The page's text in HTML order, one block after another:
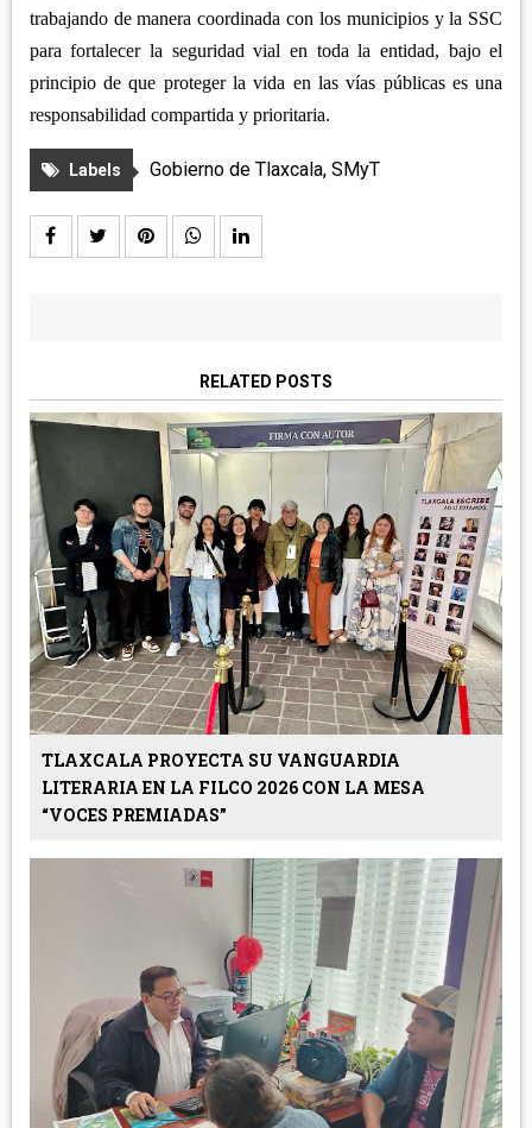
trabajando de manera coordinada con los municipios y la SSC
para fortalecer la seguridad vial en toda la entidad, bajo el
principio de que proteger la vida en las vías públicas es una
responsabilidad compartida y prioritaria.
Labels Gobierno de Tlaxcala, SMyT
RELATED POSTS
TLAXCALA PROYECTA SU VANGUARDIA
LITERARIA EN LA FILCO 2026 CON LA MESA
“VOCES PREMIADAS”